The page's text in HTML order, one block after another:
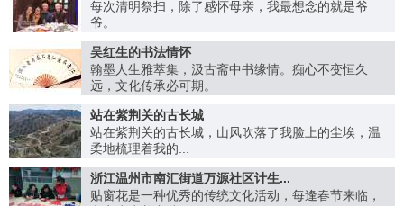
每次清明祭扫，除了感怀母亲，我最想念的就是爷
爷。
吴红生的书法情怀
翰墨人生雅萃集，汲古斋中书缘情。痴心不变恒久
远，文化传承必可期。
站在紫荆关的古长城
​站在紫荆关的古长城，山风吹落了我脸上的尘埃，温
柔地梳理着我的...
浙江温州市南汇街道万源社区计生...
贴窗花是一种优秀的传统文化活动，每逢春节来临，